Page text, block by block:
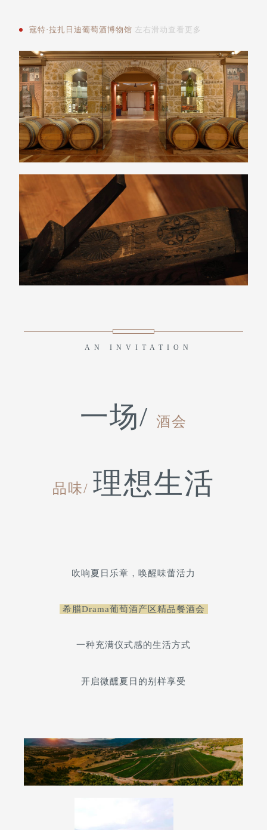
寇特·拉扎日迪葡萄酒博物馆 左右滑动查看更多
AN INVITATION
一场/ 酒会
品味/ 理想生活
吹响夏日乐章，唤醒味蕾活力
希腊Drama葡萄酒产区精品餐酒会
一种充满仪式感的生活方式
开启微醺夏日的别样享受